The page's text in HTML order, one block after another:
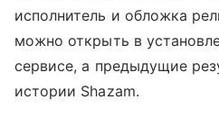
исполнитель и обложка
можно открыть в
сервисе, а предыдущие
истории Shazam.